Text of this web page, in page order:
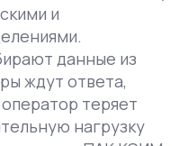
и
данные из
ждут ответа,
теряет
нагрузку